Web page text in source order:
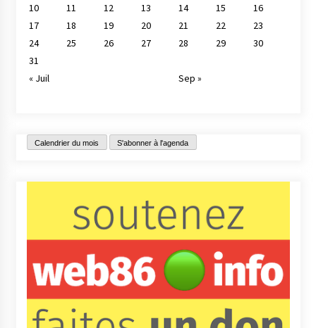
10
11 12 13 14 15
16
17
18 19 20 21 22
23
24
25 26 27 28 29
30
31
« Juil
Sep »
Calendrier du mois S'abonner à l'agenda